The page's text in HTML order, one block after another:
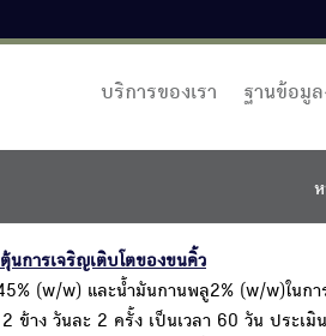
บริการของเรา ฐานข้อมูล
การเจริญเติบโตของขนคิ้ว
(w/w) และน้ำมันกานพลู2% (w/w)ในกา
ข้าง วันละ 2 ครั้ง เป็นเวลา 60 วัน ประเมิ